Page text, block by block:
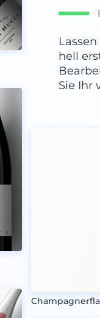
hell
Sie Ihr